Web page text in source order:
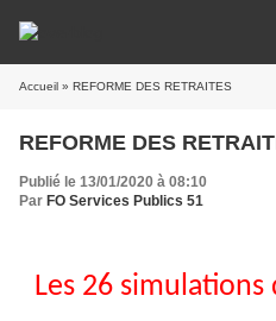
Accueil » REFORME DES RETRAITES
REFORME DES
Publié le 13/01/2020 à 08:10
Par FO Services Publics 51
Les 26